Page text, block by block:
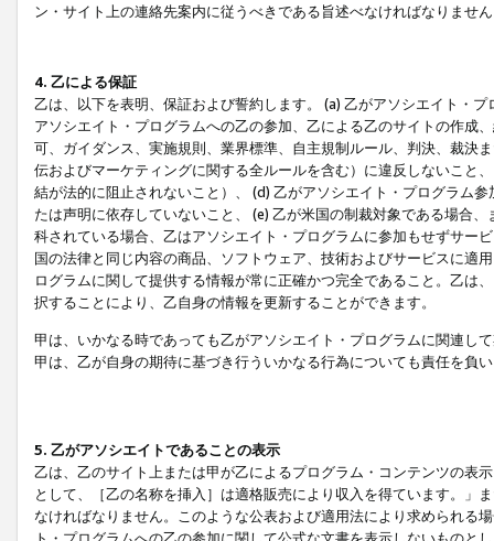
ン・サイト上の連絡先案内に従うべきである旨述べなければなりませ
4. 乙による保証
乙は、以下を表明、保証および誓約します。 (a) 乙がアソシエイト・
アソシエイト・プログラムへの乙の参加、乙による乙のサイトの作成
可、ガイダンス、実施規則、業界標準、自主規制ルール、判決、裁決
伝およびマーケティングに関する全ルールを含む）に違反しないこと
結が法的に阻止されないこと）、 (d) 乙がアソシエイト・プログラム
たは声明に依存していないこと、 (e) 乙が米国の制裁対象である場合
科されている場合、乙はアソシエイト・プログラムに参加もせずサー
国の法律と同じ内容の商品、ソフトウェア、技術およびサービスに適
ログラムに関して提供する情報が常に正確かつ完全であること。乙は
択することにより、乙自身の情報を更新することができます。
甲は、いかなる時であっても乙がアソシエイト・プログラムに関連し
甲は、乙が自身の期待に基づき行ういかなる行為についても責任を負
5. 乙がアソシエイトであることの表示
乙は、乙のサイト上または甲が乙によるプログラム・コンテンツの表
として、［乙の名称を挿入］は適格販売により収入を得ています。」
なければなりません。このような公表および適用法により求められる